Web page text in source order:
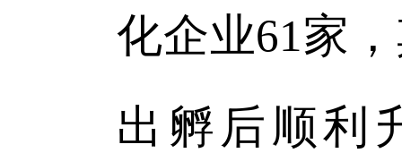
化企业61家
出孵后顺利